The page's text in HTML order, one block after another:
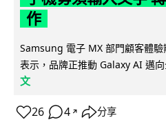
作
Samsung 電子 MX 部門顧客體
表示，品牌正推動 Galaxy AI 邁
文
26 4 ↗ 分享